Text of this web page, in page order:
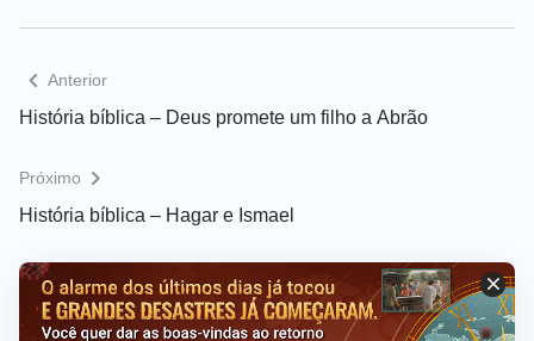
Anterior
História bíblica – Deus promete um filho a Abrão
Próximo
História bíblica – Hagar e Ismael